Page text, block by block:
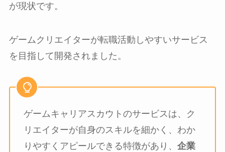
が現状です。
ゲームクリエイターが転職活動しやすいサービス
を目指して開発されました。
ゲームキャリアスカウトのサービスは、ク
リエイターが自身のスキルを細かく、わか
りやすくアピールできる特徴があり、 企業